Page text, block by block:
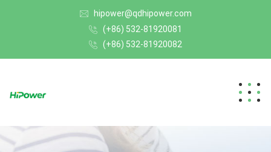
hipower@qdhipower.com
(+86) 532-81920081
(+86) 532-81920082